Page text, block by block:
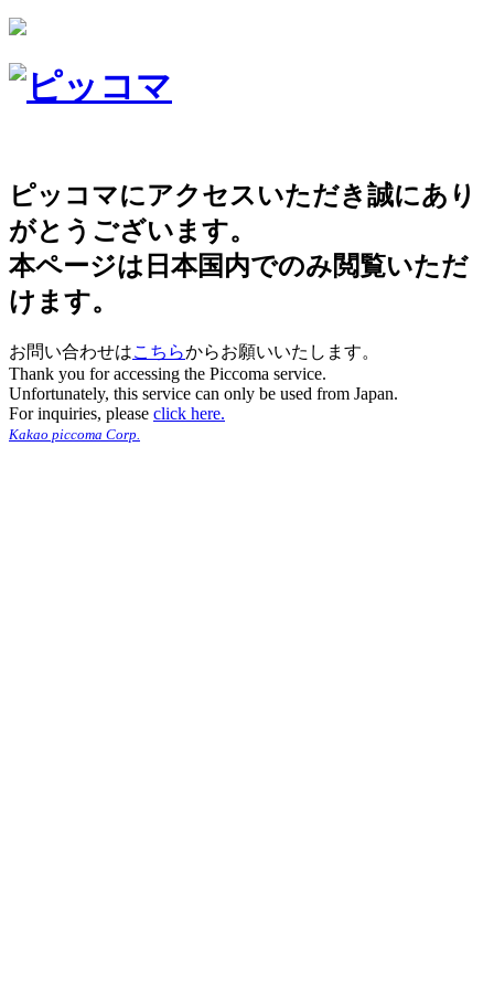
ピッコマにアクセスいただき誠にあり
がとうございます。
本ページは日本国内でのみ閲覧いただ
けます。
お問い合わせはこちらからお願いいたします。
Thank you for accessing the Piccoma service.
Unfortunately, this service can only be used from Japan.
For inquiries, please click here.
Kakao piccoma Corp.